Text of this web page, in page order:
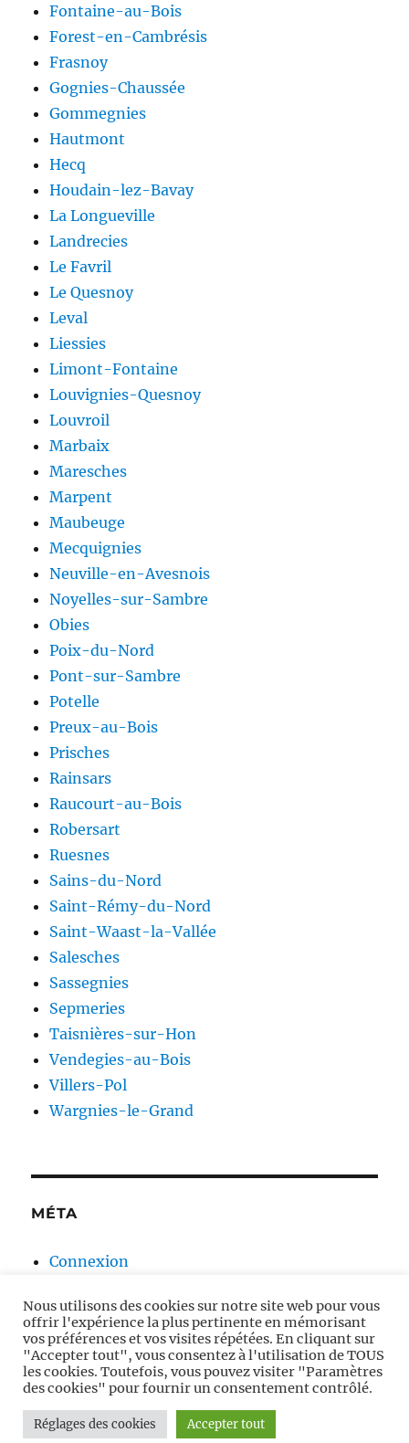
Fontaine-au-Bois
Forest-en-Cambrésis
Frasnoy
Gognies-Chaussée
Gommegnies
Hautmont
Hecq
Houdain-lez-Bavay
La Longueville
Landrecies
Le Favril
Le Quesnoy
Leval
Liessies
Limont-Fontaine
Louvignies-Quesnoy
Louvroil
Marbaix
Maresches
Marpent
Maubeuge
Mecquignies
Neuville-en-Avesnois
Noyelles-sur-Sambre
Obies
Poix-du-Nord
Pont-sur-Sambre
Potelle
Preux-au-Bois
Prisches
Rainsars
Raucourt-au-Bois
Robersart
Ruesnes
Sains-du-Nord
Saint-Rémy-du-Nord
Saint-Waast-la-Vallée
Salesches
Sassegnies
Sepmeries
Taisnières-sur-Hon
Vendegies-au-Bois
Villers-Pol
Wargnies-le-Grand
MÉTA
Connexion
Flux des commentaires
Site de WordPress-FR
Moulins à vent en Avesnois
Fièrement propulsé par
WordPress
Nous utilisons des cookies sur notre site web pour vous
offrir l'expérience la plus pertinente en mémorisant
vos préférences et vos visites répétées. En cliquant sur
"Accepter tout", vous consentez à l'utilisation de TOUS
les cookies. Toutefois, vous pouvez visiter "Paramètres
des cookies" pour fournir un consentement contrôlé.
Réglages des cookies Accepter tout